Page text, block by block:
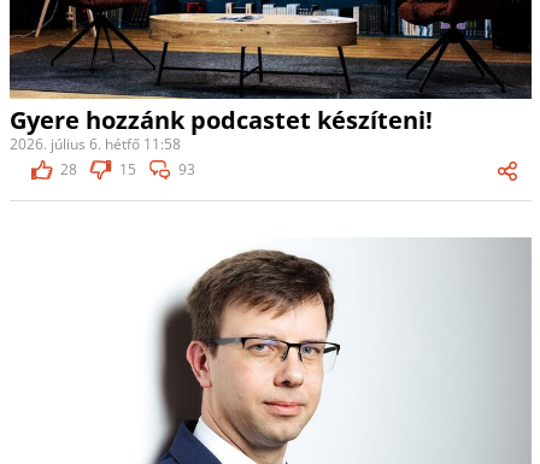
Gyere hozzánk podcastet készíteni!
2026. július 6. hétfő 11:58
28
15 93